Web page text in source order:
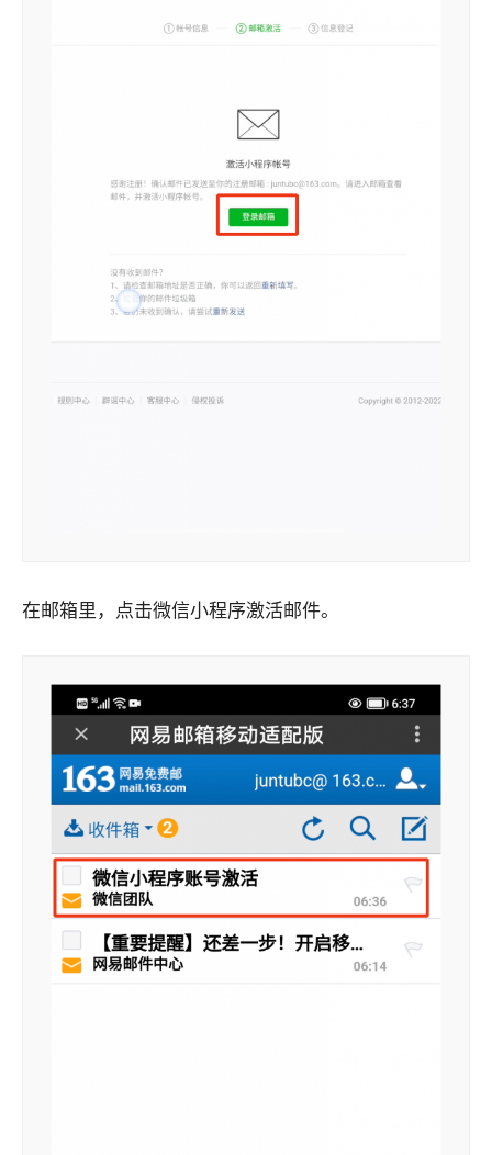
在邮箱里，点击微信小程序激活邮件。